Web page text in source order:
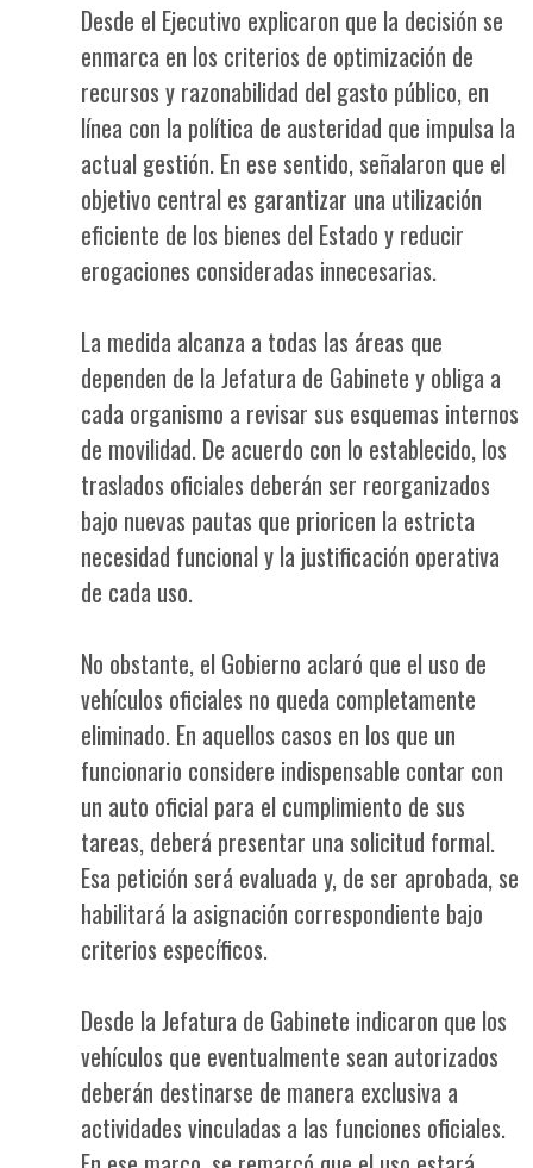
Desde el Ejecutivo explicaron que la decisión se
enmarca en los criterios de optimización de
recursos y razonabilidad del gasto público, en
línea con la política de austeridad que impulsa la
actual gestión. En ese sentido, señalaron que el
objetivo central es garantizar una utilización
eficiente de los bienes del Estado y reducir
erogaciones consideradas innecesarias.
La medida alcanza a todas las áreas que
dependen de la Jefatura de Gabinete y obliga a
cada organismo a revisar sus esquemas internos
de movilidad. De acuerdo con lo establecido, los
traslados oficiales deberán ser reorganizados
bajo nuevas pautas que prioricen la estricta
necesidad funcional y la justificación operativa
de cada uso.
No obstante, el Gobierno aclaró que el uso de
vehículos oficiales no queda completamente
eliminado. En aquellos casos en los que un
funcionario considere indispensable contar con
un auto oficial para el cumplimiento de sus
tareas, deberá presentar una solicitud formal.
Esa petición será evaluada y, de ser aprobada, se
habilitará la asignación correspondiente bajo
criterios específicos.
Desde la Jefatura de Gabinete indicaron que los
vehículos que eventualmente sean autorizados
deberán destinarse de manera exclusiva a
actividades vinculadas a las funciones oficiales.